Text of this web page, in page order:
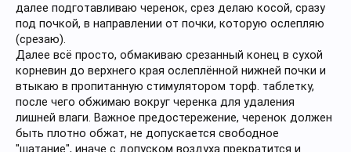
далее подготавливаю черенок, срез делаю косой, сразу
под почкой, в направлении от почки, которую ослепляю
(срезаю).
Далее всё просто, обмакиваю срезанный конец в сухой
корневин до верхнего края ослеплённой нижней почки и
втыкаю в пропитанную стимулятором торф. таблетку,
после чего обжимаю вокруг черенка для удаления
лишней влаги. Важное предостережение, черенок должен
быть плотно обжат, не допускается свободное
"шатание", иначе с допуском воздуха прекратится и